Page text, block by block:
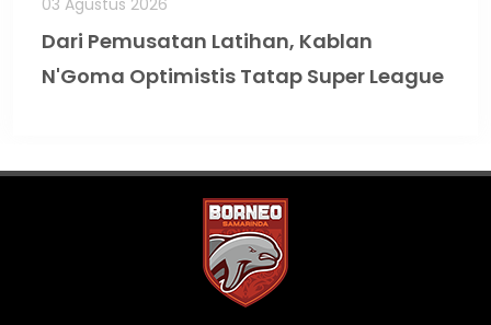
Dari Pemusatan Latihan, Kablan
N'Goma Optimistis Tatap Super League